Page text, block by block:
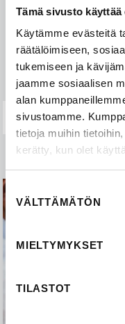
Tämä sivusto käyttää
Käytämme evästeitä
räätälöimiseen,
tukemiseen ja
jaamme sosiaalisen
alan
sivustoamme.
tietoja muihin
kerätty, kun olet
Suostumuksen
valinta
VÄLTTÄMÄTÖN
MIELTYMYKSET
TILASTOT
Laatu
Ovisanasto
Takuu ja reklamointi